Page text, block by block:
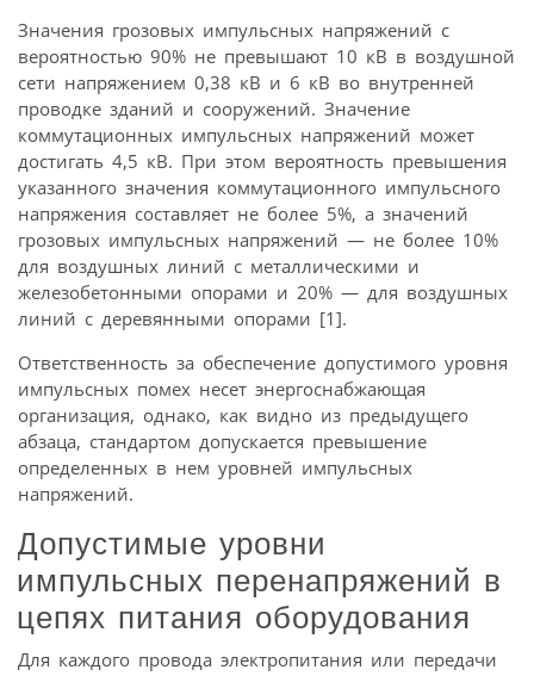
Значения грозовых импульсных напряжений с
вероятностью 90% не превышают 10 кВ в воздушной
сети напряжением 0,38 кВ и 6 кВ во внутренней
проводке зданий и сооружений. Значение
коммутационных импульсных напряжений может
достигать 4,5 кВ. При этом вероятность превышения
указанного значения коммутационного импульсного
напряжения составляет не более 5%, а значений
грозовых импульсных напряжений — не более 10%
для воздушных линий с металлическими и
железобетонными опорами и 20% — для воздушных
линий с деревянными опорами [1].
Ответственность за обеспечение допустимого уровня
импульсных помех несет энергоснабжающая
организация, однако, как видно из предыдущего
абзаца, стандартом допускается превышение
определенных в нем уровней импульсных
напряжений.
Допустимые уровни
импульсных перенапряжений в
цепях питания оборудования
Для каждого провода электропитания или передачи